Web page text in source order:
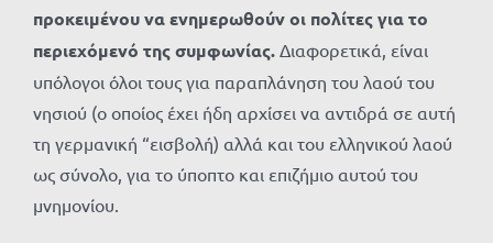
προκειμένου να ενημερωθούν οι πολίτες για το
περιεχόμενό της συμφωνίας. Διαφορετικά, είναι
υπόλογοι όλοι τους για παραπλάνηση του λαού του
νησιού (ο οποίος έχει ήδη αρχίσει να αντιδρά σε αυτή
τη γερμανική “εισβολή) αλλά και του ελληνικού λαού
ως σύνολο, για το ύποπτο και επιζήμιο αυτού του
μνημονίου.